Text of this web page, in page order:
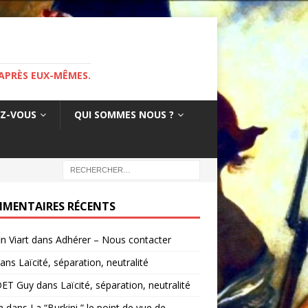
EUX-MÊMES.
VOUS QUI SOMMES NOUS ?
RÉCENTS
Viartdans Adhérer – Nous contacter
Laïcité, séparation, neutralité
Guydans Laïcité, séparation, neutralité